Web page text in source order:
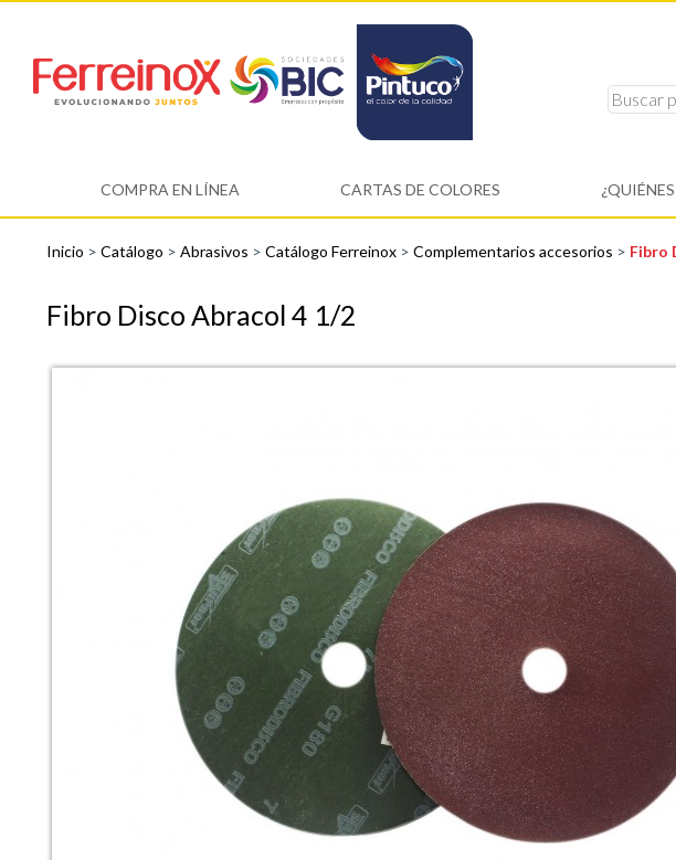
COMPRA EN LÍNEA CARTAS DE COLORES
Inicio > Catálogo > Abrasivos > Catálogo Ferreinox > Complementarios accesorios > Fibro
Fibro Disco Abracol 4 1/2